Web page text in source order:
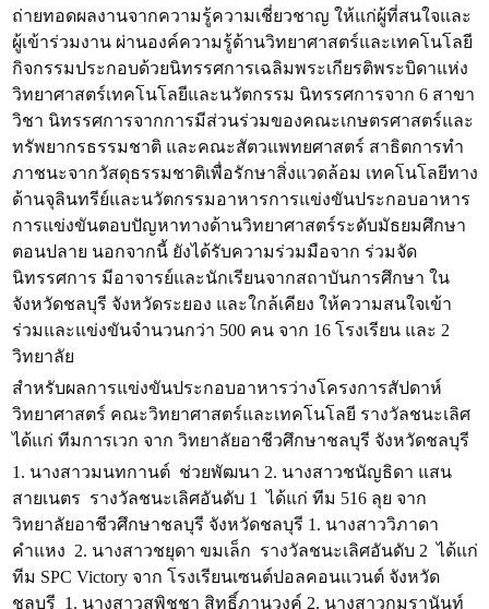
ถ่ายทอดผลงานจากความรู้ความเชี่ยวชาญ ให้แก่ผู้ที่สนใจและ
ผู้เข้าร่วมงาน ผ่านองค์ความรู้ด้านวิทยาศาสตร์และเทคโนโลยี
กิจกรรมประกอบด้วยนิทรรศการเฉลิมพระเกียรติพระบิดาแห่ง
วิทยาศาสตร์เทคโนโลยีและนวัตกรรม นิทรรศการจาก 6 สาขา
วิชา นิทรรศการจากการมีส่วนร่วมของคณะเกษตรศาสตร์และ
ทรัพยากรธรรมชาติ และคณะสัตวแพทยศาสตร์ สาธิตการทำ
ภาชนะจากวัสดุธรรมชาติเพื่อรักษาสิ่งแวดล้อม เทคโนโลยีทาง
ด้านจุลินทรีย์และนวัตกรรมอาหารการแข่งขันประกอบอาหาร
การแข่งขันตอบปัญหาทางด้านวิทยาศาสตร์ระดับมัธยมศึกษา
ตอนปลาย นอกจากนี้ ยังได้รับความร่วมมือจาก ร่วมจัด
นิทรรศการ มีอาจารย์และนักเรียนจากสถาบันการศึกษา ใน
จังหวัดชลบุรี จังหวัดระยอง และใกล้เคียง ให้ความสนใจเข้า
ร่วมและแข่งขันจำนวนกว่า 500 คน จาก 16 โรงเรียน และ 2
วิทยาลัย
สำหรับผลการแข่งขันประกอบอาหารว่างโครงการสัปดาห์
วิทยาศาสตร์ คณะวิทยาศาสตร์และเทคโนโลยี รางวัลชนะเลิศ
ได้แก่ ทีมการเวก จาก วิทยาลัยอาชีวศึกษาชลบุรี จังหวัดชลบุรี
1. นางสาวมนทกานต์ ช่วยพัฒนา 2. นางสาวชนัญธิดา แสน
สายเนตร รางวัลชนะเลิศอันดับ 1 ได้แก่ ทีม 516 ลุย จาก
วิทยาลัยอาชีวศึกษาชลบุรี จังหวัดชลบุรี 1. นางสาววิภาดา
คำแหง 2. นางสาวชยุดา ขมเล็ก รางวัลชนะเลิศอันดับ 2 ได้แก่
ทีม SPC Victory จาก โรงเรียนเซนต์ปอลคอนแวนต์ จังหวัด
ชลบุรี 1. นางสาวสุพิชชา สิทธิ์ภานุวงค์ 2. นางสาวกมรานันท์